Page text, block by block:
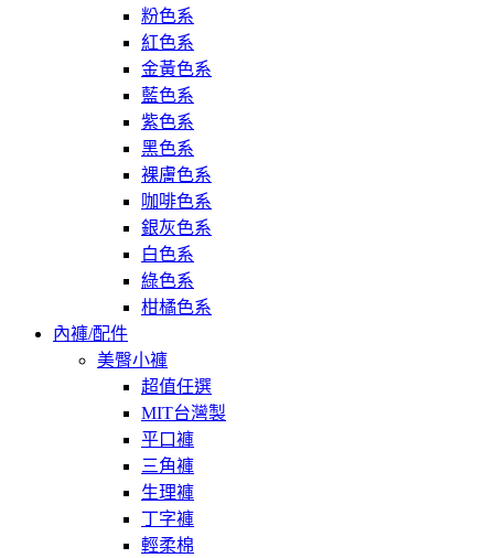
粉色系
紅色系
金黃色系
藍色系
紫色系
黑色系
裸膚色系
咖啡色系
銀灰色系
白色系
綠色系
柑橘色系
內褲/配件
美臀小褲
超值任選
MIT台灣製
平口褲
三角褲
生理褲
丁字褲
輕柔棉